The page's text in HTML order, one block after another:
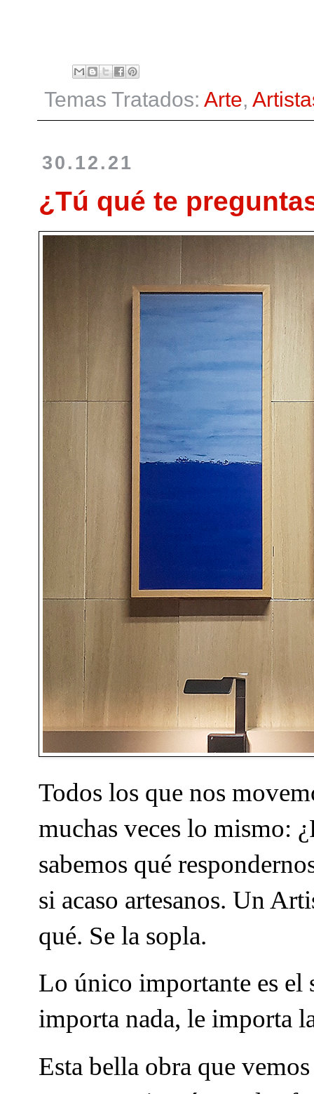
Temas Tratados: Arte,
30.12.21
¿Tú qué te
Todos los que nos
muchas veces lo mismo:
sabemos qué
si acaso artesanos. Un
qué. Se la sopla.
Lo único importante es el
importa nada, le importa
Esta bella obra que